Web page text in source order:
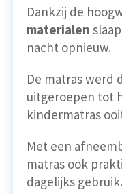
Dankzij de
materialen
nacht opnieuw.
De matras werd
uitgeroepen tot
kindermatras
Met een
matras ook
dagelijks gebruik.